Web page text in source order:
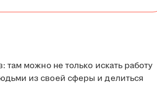
там можно не только искать работу
из своей сферы и делиться